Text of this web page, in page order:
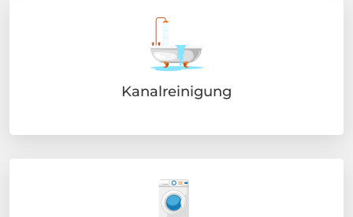
Kanalreinigung